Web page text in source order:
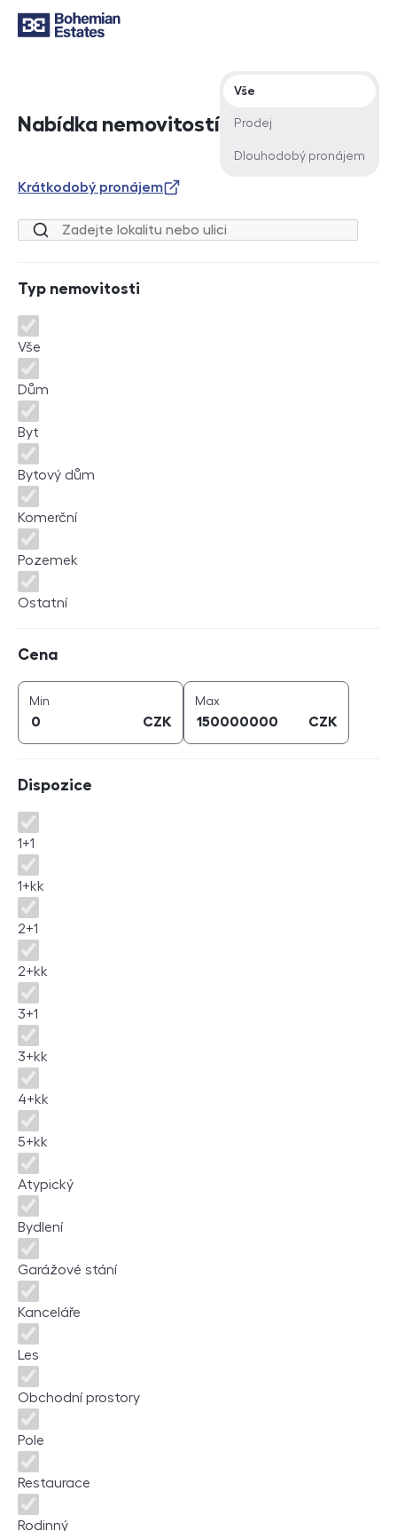
Nabídka nemovitostí
Typ nabídky
Vše
Prodej
Dlouhodobý pronájem
Krátkodobý pronájem
Lokalita nebo ulice
Typ nemovitosti
Typ nemovitosti
Vše
Dům
Byt
Bytový dům
Komerční
Pozemek
Ostatní
Cena
Min
CZK
Maxcena (
CZK
Dispozice
Dispozice
1+1
1+kk
2+1
2+kk
3+1
3+kk
4+kk
5+kk
Atypický
Bydlení
Garážové stání
Kanceláře
Les
Obchodní prostory
Pole
Restaurace
Rodinný